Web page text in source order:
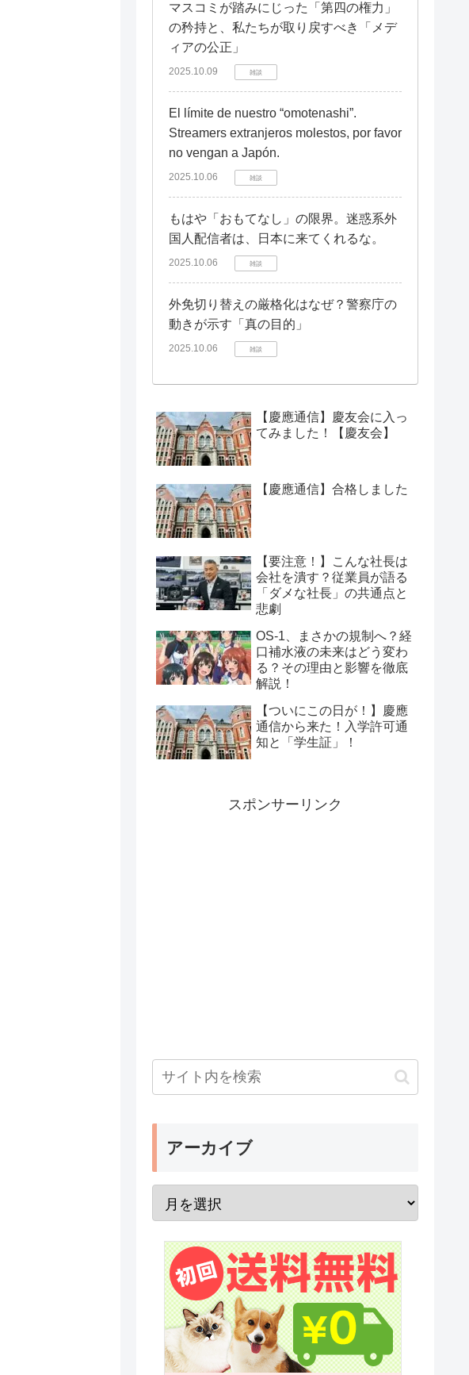
マスコミが踏みにじった「第四の権力」
の矜持と、私たちが取り戻すべき「メデ
ィアの公正」
2025.10.09 雑談
El límite de nuestro “omotenashi”.
Streamers extranjeros molestos, por favor
no vengan a Japón.
2025.10.06 雑談
もはや「おもてなし」の限界。迷惑系外
国人配信者は、日本に来てくれるな。
2025.10.06 雑談
外免切り替えの厳格化はなぜ？警察庁の
動きが示す「真の目的」
2025.10.06 雑談
【慶應通信】慶友会に入っ
てみました！【慶友会】
【慶應通信】合格しました
【要注意！】こんな社長は
会社を潰す？従業員が語る
「ダメな社長」の共通点と
悲劇
OS-1、まさかの規制へ？経
口補水液の未来はどう変わ
る？その理由と影響を徹底
解説！
【ついにこの日が！】慶應
通信から来た！入学許可通
知と「学生証」！
スポンサーリンク
アーカイブ